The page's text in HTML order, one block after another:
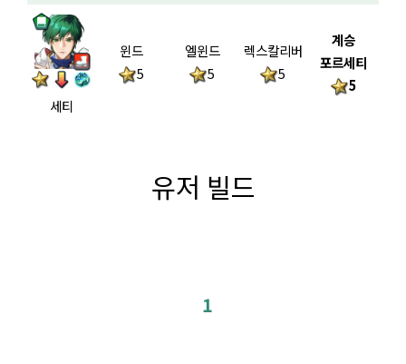
세티
윈드
5
엘윈드
5
렉스칼리버
5
계승
포르세티
5
유저 빌드
1